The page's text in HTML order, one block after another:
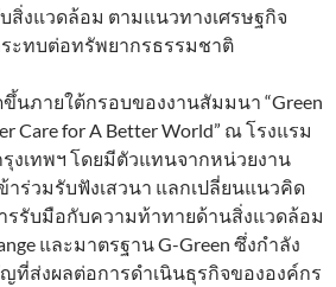
สิ่งแวดล้อม ตามแนวทางเศรษฐกิจ
ะทบต่อทรัพยากรธรรมชาติ
นภายใต้กรอบของงานสัมมนา “Green
Care for A Better World” ณ โรงแรม
งเทพฯ โดยมีตัวแทนจากหน่วยงาน
ร่วมรับฟังเสวนา แลกเปลี่ยนแนวคิด
รรับมือกับความท้าทายด้านสิ่งแวดล้อม
และมาตรฐาน G-Green ซึ่งกำลัง
ที่ส่งผลต่อการดำเนินธุรกิจขององค์กร